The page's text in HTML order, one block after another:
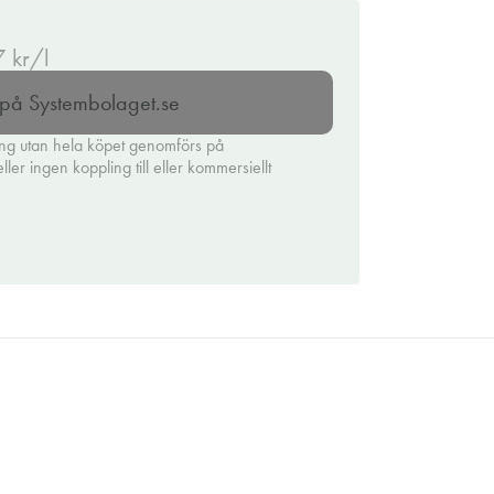
kr/l
Systembolaget.se
utan hela köpet genomförs på
ingen koppling till eller kommersiellt